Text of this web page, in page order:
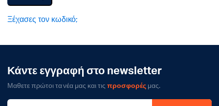
Ξέχασες τον κωδικό;
Κάντε εγγραφή στο newsletter
Μαθετε πρώτοι τα νέα μας και τιςπροσφορέςμας.